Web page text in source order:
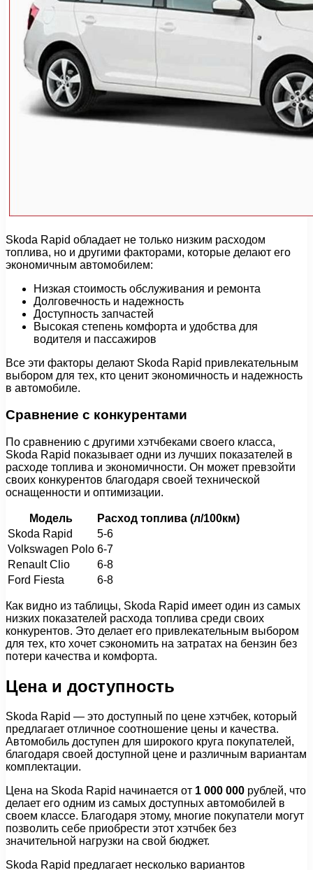
Skoda Rapid обладает не только низким расходом
топлива, но и другими факторами, которые делают его
экономичным автомобилем:
Низкая стоимость обслуживания и ремонта
Долговечность и надежность
Доступность запчастей
Высокая степень комфорта и удобства для
водителя и пассажиров
Все эти факторы делают Skoda Rapid привлекательным
выбором для тех, кто ценит экономичность и надежность
в автомобиле.
Сравнение с конкурентами
По сравнению с другими хэтчбеками своего класса,
Skoda Rapid показывает одни из лучших показателей в
расходе топлива и экономичности. Он может превзойти
своих конкурентов благодаря своей технической
оснащенности и оптимизации.
Модель
Расход топлива (л/100км)
Skoda Rapid
5-6
Volkswagen Polo 6-7
Renault Clio
6-8
Ford Fiesta
6-8
Как видно из таблицы, Skoda Rapid имеет один из самых
низких показателей расхода топлива среди своих
конкурентов. Это делает его привлекательным выбором
для тех, кто хочет сэкономить на затратах на бензин без
потери качества и комфорта.
Цена и доступность
Skoda Rapid — это доступный по цене хэтчбек, который
предлагает отличное соотношение цены и качества.
Автомобиль доступен для широкого круга покупателей,
благодаря своей доступной цене и различным вариантам
комплектации.
Цена на Skoda Rapid начинается от 1 000 000 рублей, что
делает его одним из самых доступных автомобилей в
своем классе. Благодаря этому, многие покупатели могут
позволить себе приобрести этот хэтчбек без
значительной нагрузки на свой бюджет.
Skoda Rapid предлагает несколько вариантов